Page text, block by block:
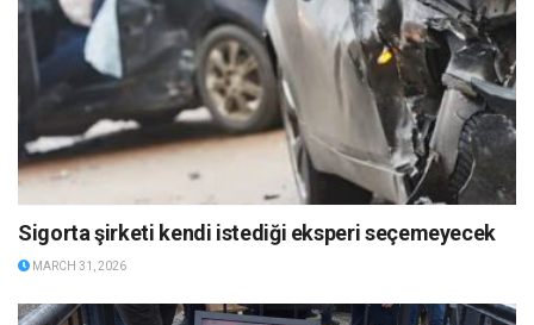
Sigorta şirketi kendi istediği eksperi seçemeyecek
MARCH 31, 2026